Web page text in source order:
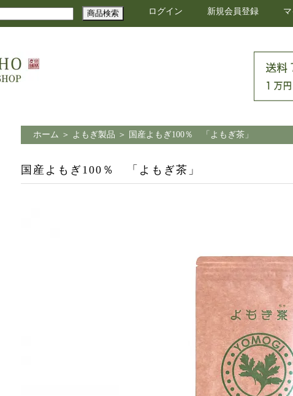
ログイン 新規会員登録
ホーム ＞ よもぎ製品 ＞ 国産よもぎ100％ 「よもぎ茶」
国産よもぎ100％ 「よもぎ茶」